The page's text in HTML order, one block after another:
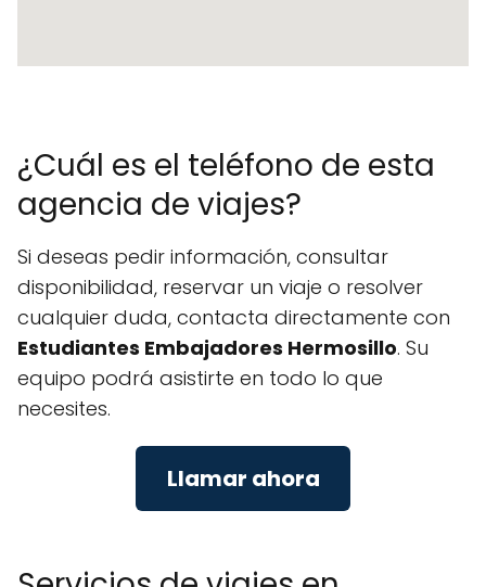
¿Cuál es el teléfono de esta
agencia de viajes?
Si deseas pedir información, consultar
disponibilidad, reservar un viaje o resolver
cualquier duda, contacta directamente con
Estudiantes Embajadores Hermosillo. Su
equipo podrá asistirte en todo lo que
necesites.
Llamar ahora